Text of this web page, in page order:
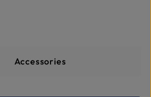
Accessories